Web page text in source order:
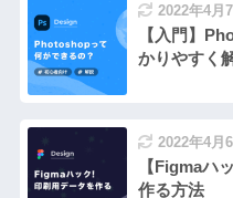
2022年4月7
【入門】
かりやすく
2022年4月6
【Figmaハ
作る方法